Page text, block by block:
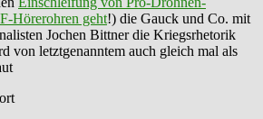
Hörerohren geht!) die Gauck und Co. mit
Jochen Bittner die Kriegsrhetorik
von letztgenanntem auch gleich mal als